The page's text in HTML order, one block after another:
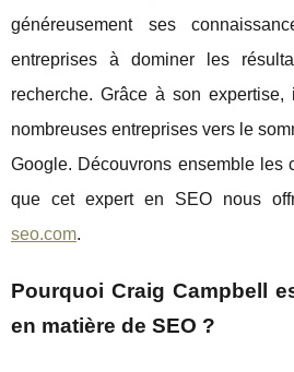
généreusement ses
entreprises à dominer les
recherche. Grâce à son
nombreuses entreprises vers le
Google. Découvrons ensemble les
que cet expert en SEO nous
seo.com.
Pourquoi Craig Campbell
en matière de SEO ?